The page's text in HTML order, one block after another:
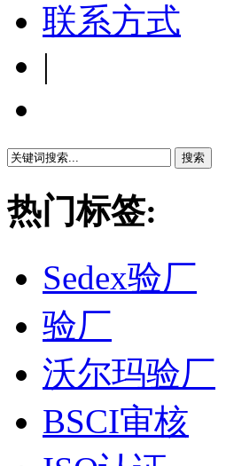
联系方式
|
热门标签:
Sedex验厂
验厂
沃尔玛验厂
BSCI审核